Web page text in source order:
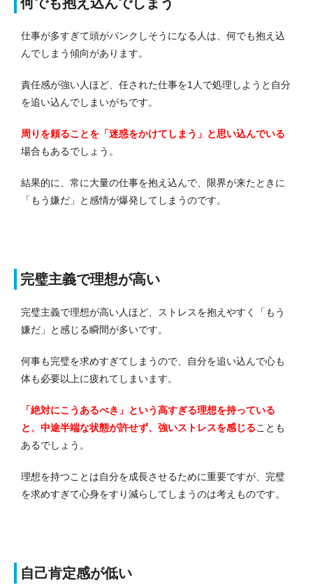
仕事が多すぎて頭がパンクしそうになる人は、何でも抱え込
んでしまう傾向があります。
責任感が強い人ほど、任された仕事を1人で処理しようと自分
を追い込んでしまいがちです。
周りを頼ることを「迷惑をかけてしまう」と思い込んでいる
場合もあるでしょう。
結果的に、常に大量の仕事を抱え込んで、限界が来たときに
「もう嫌だ」と感情が爆発してしまうのです。
完璧主義で理想が高い
完璧主義で理想が高い人ほど、ストレスを抱えやすく「もう
嫌だ」と感じる瞬間が多いです。
何事も完璧を求めすぎてしまうので、自分を追い込んで心も
体も必要以上に疲れてしまいます。
「絶対にこうあるべき」という高すぎる理想を持っている
と、中途半端な状態が許せず、強いストレスを感じることも
あるでしょう。
理想を持つことは自分を成長させるために重要ですが、完璧
を求めすぎて心身をすり減らしてしまうのは考えものです。
自己肯定感が低い